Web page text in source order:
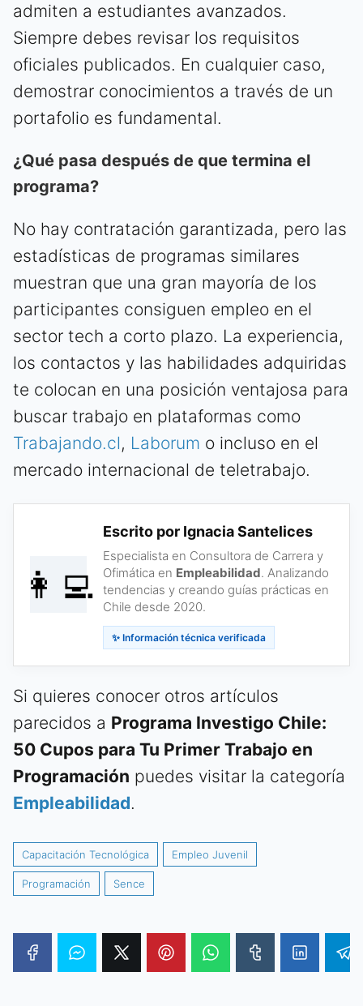
admiten a estudiantes avanzados.
Siempre debes revisar los requisitos
oficiales publicados. En cualquier caso,
demostrar conocimientos a través de un
portafolio es fundamental.
¿Qué pasa después de que termina el
programa?
No hay contratación garantizada, pero las
estadísticas de programas similares
muestran que una gran mayoría de los
participantes consiguen empleo en el
sector tech a corto plazo. La experiencia,
los contactos y las habilidades adquiridas
te colocan en una posición ventajosa para
buscar trabajo en plataformas como
Trabajando.cl, Laborum o incluso en el
mercado internacional de teletrabajo.
👩‍💻
Escrito por Ignacia Santelices
Especialista en Consultora de Carrera y
Ofimática en Empleabilidad. Analizando
tendencias y creando guías prácticas en
Chile desde 2020.
✨ Información técnica verificada
Si quieres conocer otros artículos
parecidos a Programa Investigo Chile:
50 Cupos para Tu Primer Trabajo en
Programación puedes visitar la categoría
Empleabilidad.
Capacitación Tecnológica Empleo Juvenil
Programación Sence